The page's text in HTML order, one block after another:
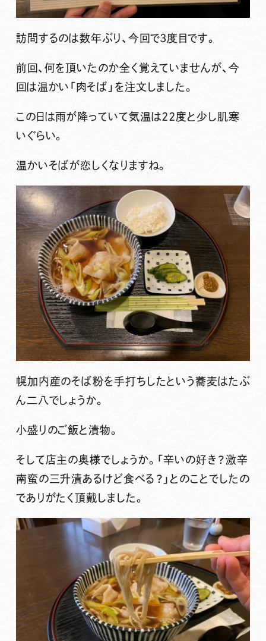
訪問するのは数年ぶり、今回で3度目です。
前回、何を頂いたのか全く覚えていませんが、今
回は温かい 「肉そば」 を注文しました。
この日は雨が降っていて気温は22度と少し肌寒
いぐらい。
温かいそばが恋しくなりますね。
幌加内産のそば粉を手打ちしたという蕎麦はたぶ
ん二八でしょうか。
小盛りのご飯と漬物。
そして店主の奥様でしょうか。「辛いの好き？激辛
南蛮の三升漬あるけど食べる？」とのことでしたの
でありがたく頂戴しました。